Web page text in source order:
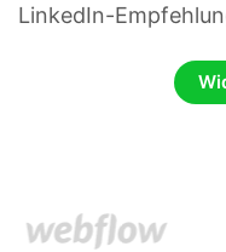
LinkedIn-